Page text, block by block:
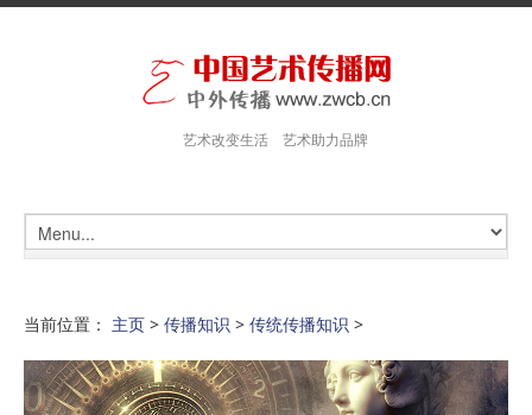
艺术改变生活 艺术助力品牌
当前位置： 主页 > 传播知识 > 传统传播知识 >